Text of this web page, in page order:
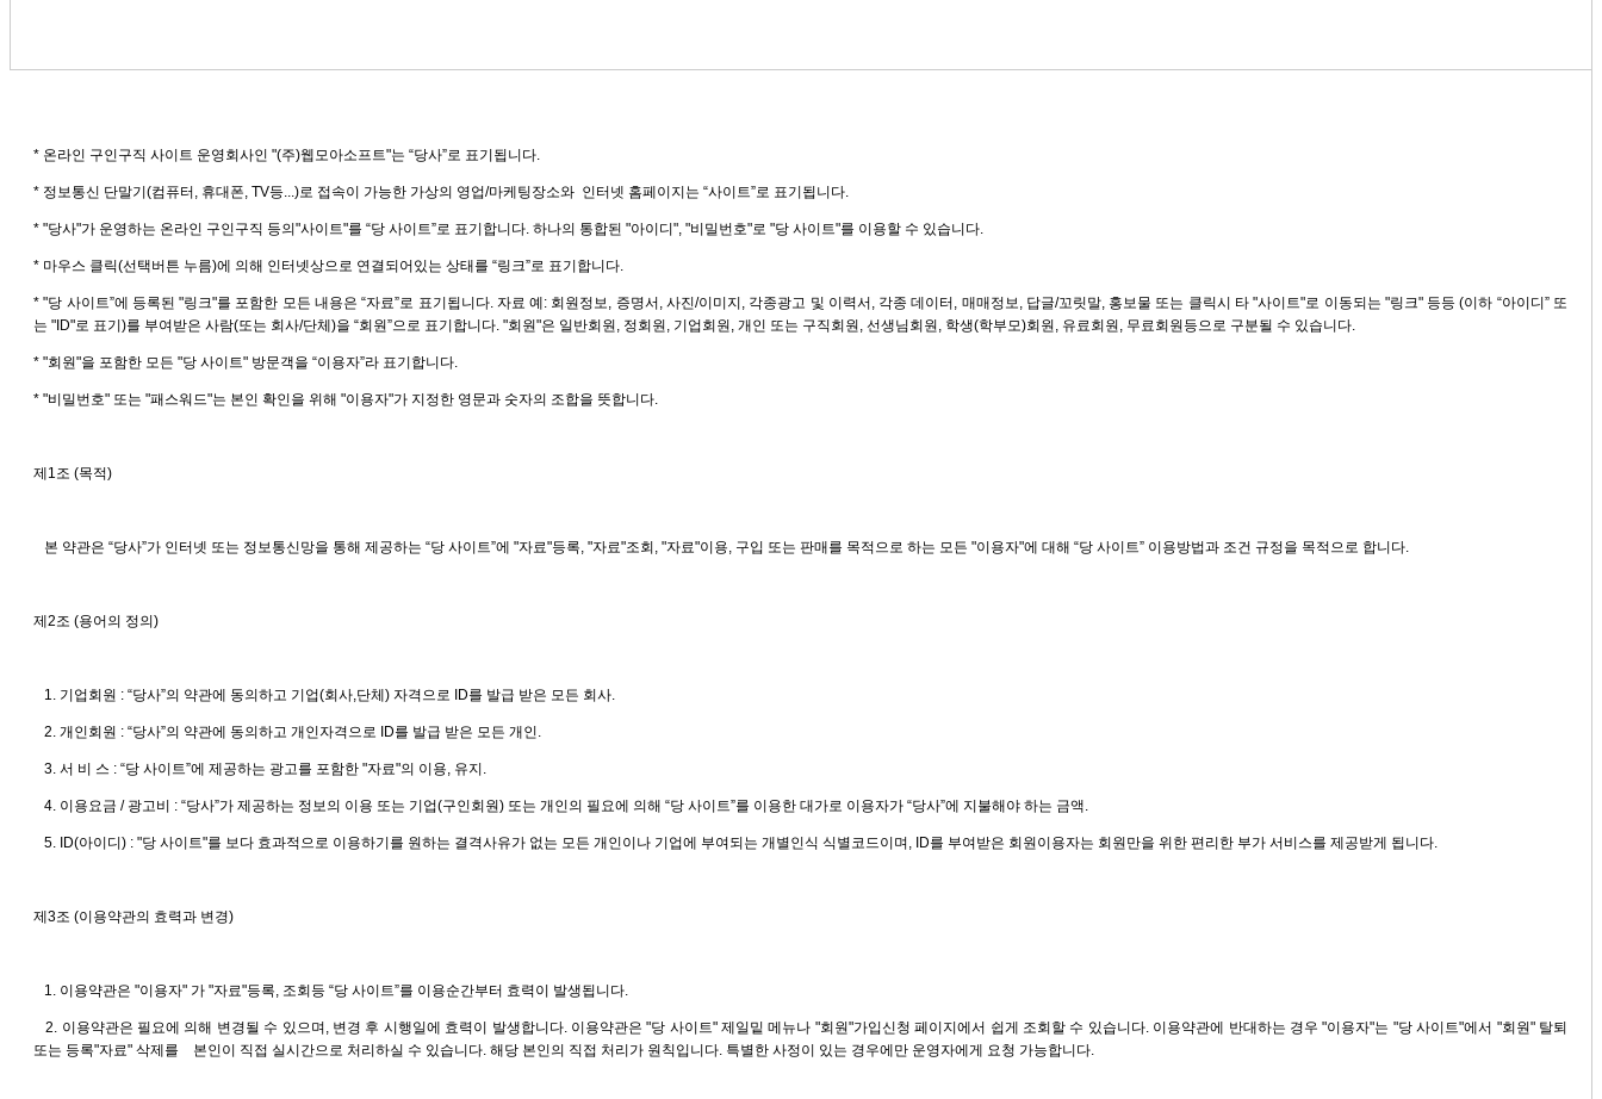
* 온라인 구인구직 사이트 운영회사인 "(주)웹모아소프트"는 “당사”로 표기됩니다.
* 정보통신 단말기(컴퓨터, 휴대폰, TV등...)로 접속이 가능한 가상의 영업/마케팅장소와 인터넷 홈페이지는 “사이트”로 표기됩니다.
* "당사"가 운영하는 온라인 구인구직 등의"사이트"를 “당 사이트”로 표기합니다. 하나의 통합된 "아이디", "비밀번호"로 "당 사이트"를 이용할 수 있습니다.
* 마우스 클릭(선택버튼 누름)에 의해 인터넷상으로 연결되어있는 상태를 “링크”로 표기합니다.
* "당 사이트”에 등록된 "링크"를 포함한 모든 내용은 “자료”로 표기됩니다. 자료 예: 회원정보, 증명서, 사진/이미지, 각종광고 및 이력서, 각종 데이터, 매매정보, 답글/꼬릿말, 홍보물 또는 클릭시 타 "사이트"로 이동되는 "링크" 등등 (이하 “아이디” 또
는 "ID"로 표기)를 부여받은 사람(또는 회사/단체)을 “회원”으로 표기합니다. "회원"은 일반회원, 정회원, 기업회원, 개인 또는 구직회원, 선생님회원, 학생(학부모)회원, 유료회원, 무료회원등으로 구분될 수 있습니다.
* "회원"을 포함한 모든 "당 사이트" 방문객을 “이용자”라 표기합니다.
* "비밀번호" 또는 "패스워드"는 본인 확인을 위해 "이용자"가 지정한 영문과 숫자의 조합을 뜻합니다.
제1조 (목적)
본 약관은 “당사”가 인터넷 또는 정보통신망을 통해 제공하는 “당 사이트”에 "자료"등록, "자료"조회, "자료"이용, 구입 또는 판매를 목적으로 하는 모든 "이용자"에 대해 “당 사이트” 이용방법과 조건 규정을 목적으로 합니다.
제2조 (용어의 정의)
1. 기업회원 : “당사”의 약관에 동의하고 기업(회사,단체) 자격으로 ID를 발급 받은 모든 회사.
2. 개인회원 : “당사”의 약관에 동의하고 개인자격으로 ID를 발급 받은 모든 개인.
3. 서 비 스 : “당 사이트”에 제공하는 광고를 포함한 "자료"의 이용, 유지.
4. 이용요금 / 광고비 : “당사”가 제공하는 정보의 이용 또는 기업(구인회원) 또는 개인의 필요에 의해 “당 사이트”를 이용한 대가로 이용자가 “당사”에 지불해야 하는 금액.
5. ID(아이디) : "당 사이트"를 보다 효과적으로 이용하기를 원하는 결격사유가 없는 모든 개인이나 기업에 부여되는 개별인식 식별코드이며, ID를 부여받은 회원이용자는 회원만을 위한 편리한 부가 서비스를 제공받게 됩니다.
제3조 (이용약관의 효력과 변경)
1. 이용약관은 "이용자" 가 "자료"등록, 조회등 “당 사이트”를 이용순간부터 효력이 발생됩니다.
2. 이용약관은 필요에 의해 변경될 수 있으며, 변경 후 시행일에 효력이 발생합니다. 이용약관은 "당 사이트" 제일밑 메뉴나 "회원"가입신청 페이지에서 쉽게 조회할 수 있습니다. 이용약관에 반대하는 경우 "이용자"는 "당 사이트"에서 "회원" 탈퇴
또는 등록"자료" 삭제를 본인이 직접 실시간으로 처리하실 수 있습니다. 해당 본인의 직접 처리가 원칙입니다. 특별한 사정이 있는 경우에만 운영자에게 요청 가능합니다.